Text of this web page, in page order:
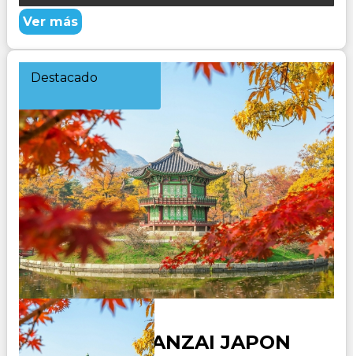
Ver más
Destacado
SEUL CON BANZAI JAPON